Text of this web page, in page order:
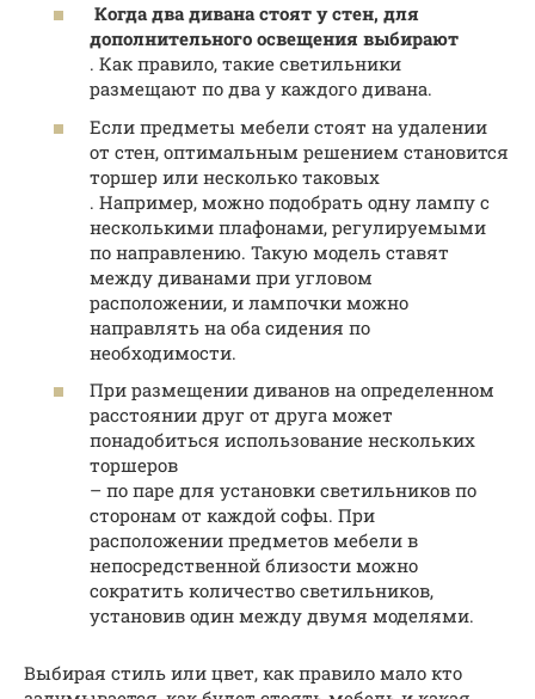
Когда два дивана стоят у стен, для
дополнительного освещения выбирают
. Как правило, такие светильники
размещают по два у каждого дивана.
Если предметы мебели стоят на удалении
от стен, оптимальным решением становится
торшер или несколько таковых
. Например, можно подобрать одну лампу с
несколькими плафонами, регулируемыми
по направлению. Такую модель ставят
между диванами при угловом
расположении, и лампочки можно
направлять на оба сидения по
необходимости.
При размещении диванов на определенном
расстоянии друг от друга может
понадобиться использование нескольких
торшеров
– по паре для установки светильников по
сторонам от каждой софы. При
расположении предметов мебели в
непосредственной близости можно
сократить количество светильников,
установив один между двумя моделями.
Выбирая стиль или цвет, как правило мало кто